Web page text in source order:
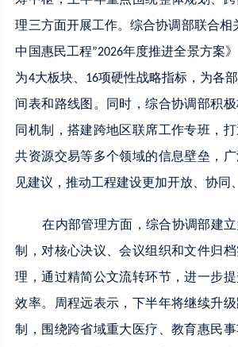
理三方面开展工作。综合协调部联合相
中国惠民工程”2026年度推进全景方案
为4大板块、 16项硬性战略指标，为各
间表和路线图。同时，综合协调部积
同机制，搭建跨地区联席工作专班，
共资源交易等多个领域的信息壁垒，
见建议，推动工程建设更加开放、协同
在内部管理方面，综合协调部建
制，对核心决议、会议组织和文件归
理，通过精简公文流转环节，进一步
效率。周程远表示，下半年将继续升
制，围绕跨省域重大医疗、教育惠民